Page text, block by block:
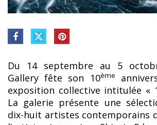
Du 14 septembre au 5
Gallery fête son 10ème
exposition collective intitulée «
La galerie présente une
dix-huit artistes contemporains